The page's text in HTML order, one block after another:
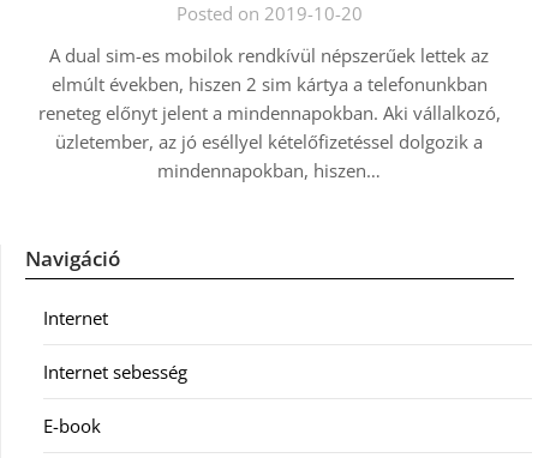
Posted on 2019-10-20
A dual sim-es mobilok rendkívül népszerűek lettek az
elmúlt években, hiszen 2 sim kártya a telefonunkban
reneteg előnyt jelent a mindennapokban. Aki vállalkozó,
üzletember, az jó eséllyel kételőfizetéssel dolgozik a
mindennapokban, hiszen…
Navigáció
Internet
Internet sebesség
E-book